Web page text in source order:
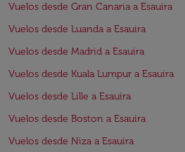
Vuelos desde Gran Canaria a Esauira
Vuelos desde Luanda a Esauira
Vuelos desde Madrid a Esauira
Vuelos desde Kuala Lumpur a Esauira
Vuelos desde Lille a Esauira
Vuelos desde Boston a Esauira
Vuelos desde Niza a Esauira